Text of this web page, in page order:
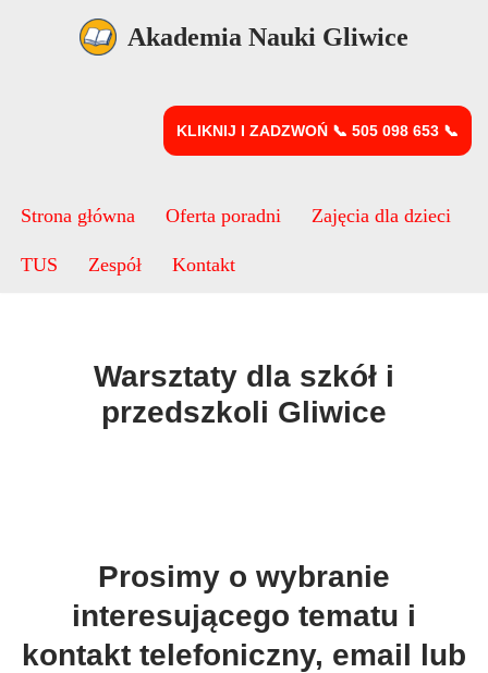
Akademia Nauki Gliwice
KLIKNIJ I ZADZWOŃ 📞 505 098 653 📞
Strona główna Oferta poradni Zajęcia dla dzieci
TUS Zespół Kontakt
Warsztaty dla szkół i
przedszkoli Gliwice
Prosimy o wybranie
interesującego tematu i
kontakt telefoniczny, email lub